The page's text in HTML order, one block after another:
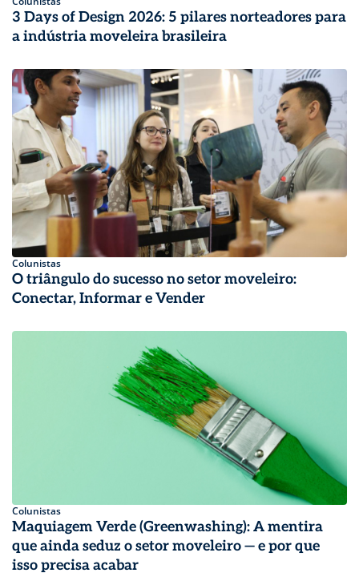
3 Days of Design 2026: 5 pilares norteadores para
a indústria moveleira brasileira
Colunistas
O triângulo do sucesso no setor moveleiro:
Conectar, Informar e Vender
Colunistas
Maquiagem Verde (Greenwashing): A mentira
que ainda seduz o setor moveleiro — e por que
isso precisa acabar